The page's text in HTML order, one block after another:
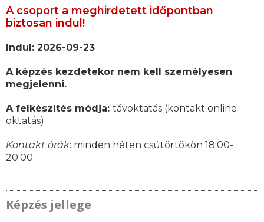
A csoport a meghirdetett időpontban
biztosan indul!
Indul: 2026-09-23
A képzés kezdetekor nem kell személyesen
megjelenni.
A felkészítés módja: távoktatás (kontakt online
oktatás)
Kontakt órák: minden héten csütörtökön 18:00-
20:00
Képzés jellege